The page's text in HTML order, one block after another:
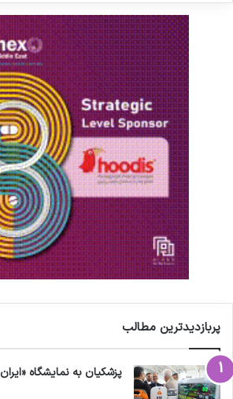
پربازدیدترین مطالب
پزشکیان به نمایشگاه